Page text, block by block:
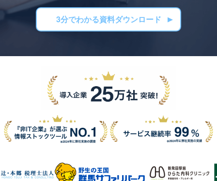
3分でわかる資料ダウンロード